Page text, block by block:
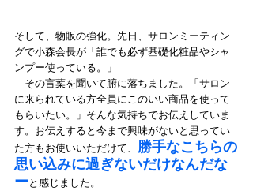
そして、物販の強化。先日、サロンミーティン
グで小森会長が「誰でも必ず基礎化粧品やシャ
ンプー使っている。」
その言葉を聞いて腑に落ちました。「サロン
に来られている方全員にこのいい商品を使って
もらいたい。」そんな気持ちでお伝えしていま
す。お伝えすると今まで興味がないと思ってい
た方もお使いいただけて、 勝手なこちらの
思い込みに過ぎないだけなんだな
ーと感じました。